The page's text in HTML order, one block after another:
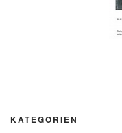
KATEGORIEN